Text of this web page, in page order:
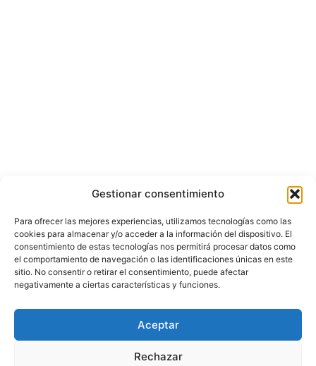
Gestionar consentimiento
Para ofrecer las mejores experiencias, utilizamos tecnologías como las
cookies para almacenar y/o acceder a la información del dispositivo. El
consentimiento de estas tecnologías nos permitirá procesar datos como
el comportamiento de navegación o las identificaciones únicas en este
sitio. No consentir o retirar el consentimiento, puede afectar
negativamente a ciertas características y funciones.
Aceptar
Rechazar
Internacional